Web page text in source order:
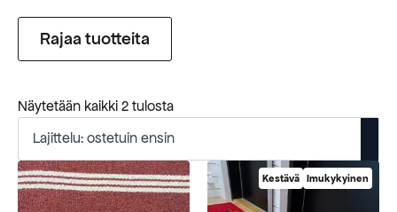
Rajaa tuotteita
Näytetään kaikki 2 tulostaSuosituimmat
Kestävä Imukykyinen